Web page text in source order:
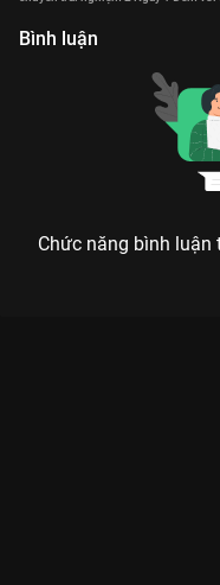
Bình luận
Chức năng bình luận